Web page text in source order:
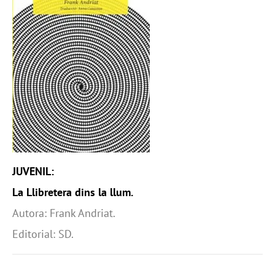
JUVENIL:
La Llibretera dins la llum.
Autora: Frank Andriat.
Editorial: SD.